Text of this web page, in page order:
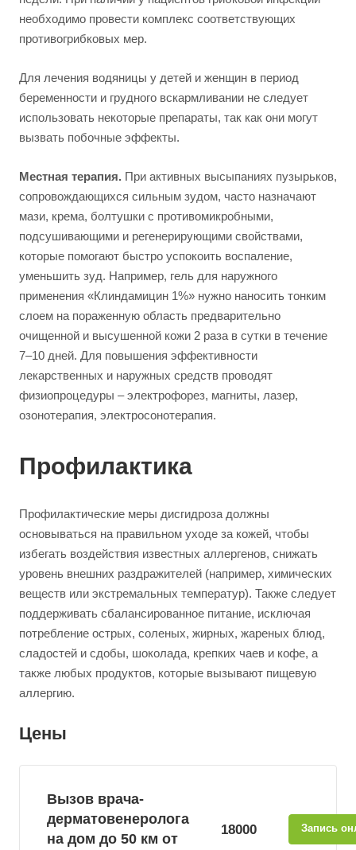
необходимо провести комплекс соответствующих
противогрибковых мер.
Для лечения водяницы у детей и женщин в период
беременности и грудного вскармливании не следует
использовать некоторые препараты, так как они могут
вызвать побочные эффекты.
Местная терапия. При активных высыпаниях пузырьков,
сопровождающихся сильным зудом, часто назначают
мази, крема, болтушки с противомикробными,
подсушивающими и регенерирующими свойствами,
которые помогают быстро успокоить воспаление,
уменьшить зуд. Например, гель для наружного
применения «Клиндамицин 1%» нужно наносить тонким
слоем на пораженную область предварительно
очищенной и высушенной кожи 2 раза в сутки в течение
7–10 дней. Для повышения эффективности
лекарственных и наружных средств проводят
физиопроцедуры – электрофорез, магниты, лазер,
озонотерапия, электросонотерапия.
Профилактика
Профилактические меры дисгидроза должны
основываться на правильном уходе за кожей, чтобы
избегать воздействия известных аллергенов, снижать
уровень внешних раздражителей (например, химических
веществ или экстремальных температур). Также следует
поддерживать сбалансированное питание, исключая
потребление острых, соленых, жирных, жареных блюд,
сладостей и сдобы, шоколада, крепких чаев и кофе, а
также любых продуктов, которые вызывают пищевую
аллергию.
Цены
Вызов врача-
дерматовенеролога
на дом до 50 км от
18000 Запись